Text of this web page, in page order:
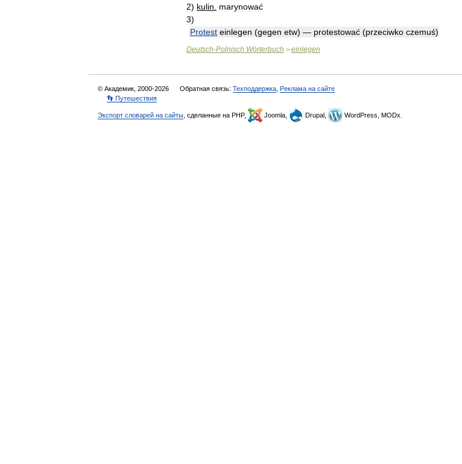
2) kulin
marynować
3)
Protest einlegen (gegen etw) — protestować (przeciwko czemuś)
Deutsch-Polnisch Wörterbuch > einlegen
© Академик, 2000-2026 Обратная связь: Техподдержка Реклама на сайте
👣 Путешествия
Экспорт словарей на сайты , сделанные на PHP, Joomla, Drupal, WordPress, MODx.